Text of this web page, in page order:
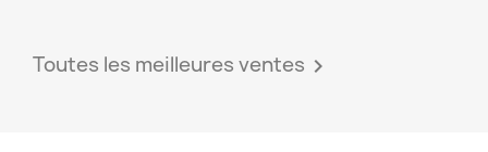
Toutes les meilleures ventes 